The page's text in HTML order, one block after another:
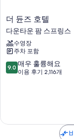
이 밖에 다음과 같은
난방 및 천장형 선풍기
욕조 또는 샤워 시설
평면 TV - 위성 TV
더
듄
즈
호
텔
다
운
링
더 듄즈 호텔
다운타운 팜 스프링스
수영장
주차 포함
10
점
매
9.0 매우 훌륭해요
이용 후기 2,116개